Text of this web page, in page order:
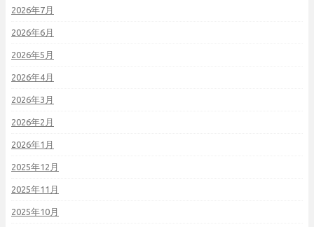
2026年7月
2026年6月
2026年5月
2026年4月
2026年3月
2026年2月
2026年1月
2025年12月
2025年11月
2025年10月